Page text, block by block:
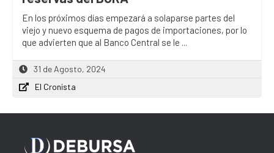
En los próximos días empezará a solaparse partes del
viejo y nuevo esquema de pagos de importaciones, por lo
que advierten que al Banco Central se le ...
31 de Agosto, 2024
El Cronista